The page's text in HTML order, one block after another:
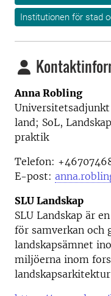
Institutionen för stad
Anna Robling
land; SoL,
praktik
Telefon:
E-post:
SLU Landskap
SLU Landskap är
för samverkan och
landskapsämnet
miljöerna inom